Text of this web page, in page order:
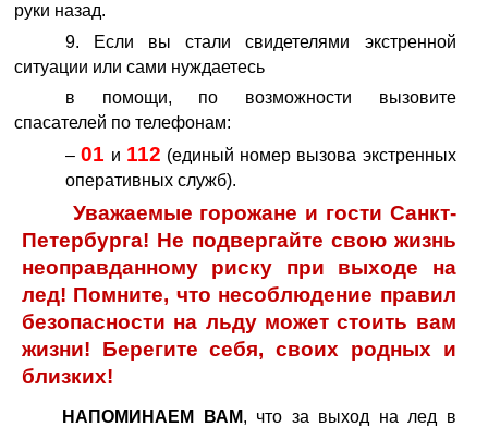
руки назад.
9. Если вы стали свидетелями экстренной
ситуации или сами нуждаетесь
в помощи, по возможности вызовите
спасателей по телефонам:
–01 и 112 (единый номер вызова экстренных
оперативных служб).
Уважаемые горожане и гости Санкт-
Петербурга! Не подвергайте свою жизнь
неоправданному риску при выходе на
лед! Помните, что несоблюдение правил
безопасности на льду может стоить вам
жизни! Берегите себя, своих родных и
близких!
НАПОМИНАЕМ ВАМ, что за выход на лед в